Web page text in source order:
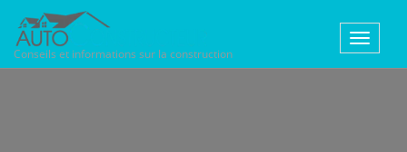
Conseils et informations sur la construction
Toggle